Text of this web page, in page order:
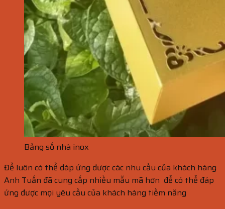
Bảng số nhà inox
Để luôn có thể đáp ứng được các nhu cầu của khách hàng
Anh Tuấn đã cung cấp nhiều mẫu mã hơn để có thể đáp
ứng được mọi yêu cầu của khách hàng tiềm năng